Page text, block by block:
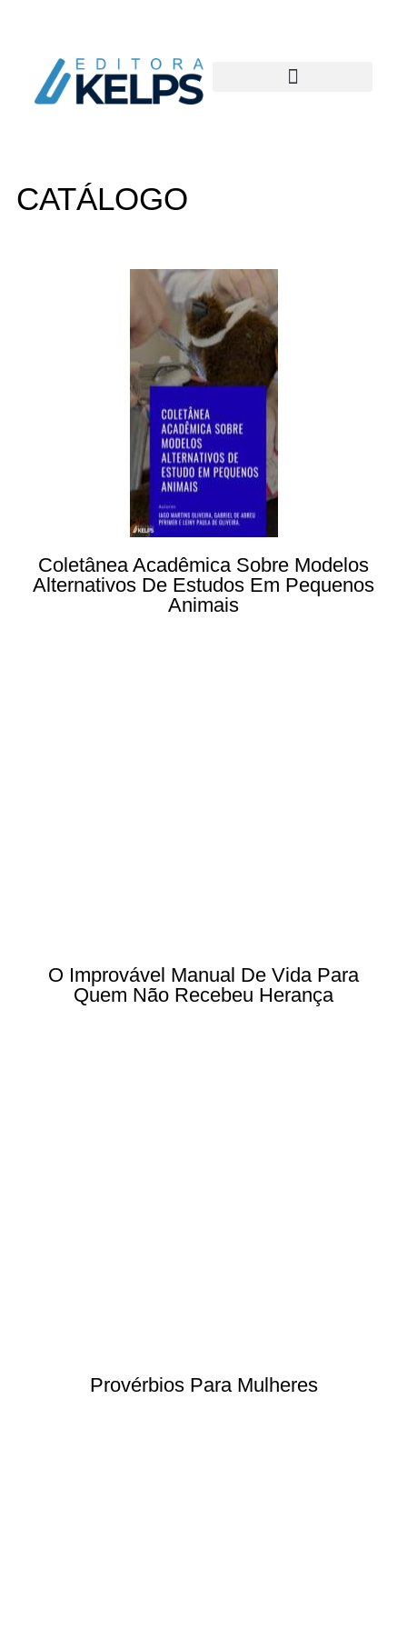
CATÁLOGO
Coletânea Acadêmica Sobre Modelos
Alternativos De Estudos Em Pequenos
Animais
O Improvável Manual De Vida Para
Quem Não Recebeu Herança
Provérbios Para Mulheres